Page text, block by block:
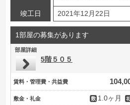
竣工日 2021年12月22日
1部屋の募集があります
部屋詳細
5階５０５
賃料・管理費・共益費
敷金・礼金 1.0ヶ月